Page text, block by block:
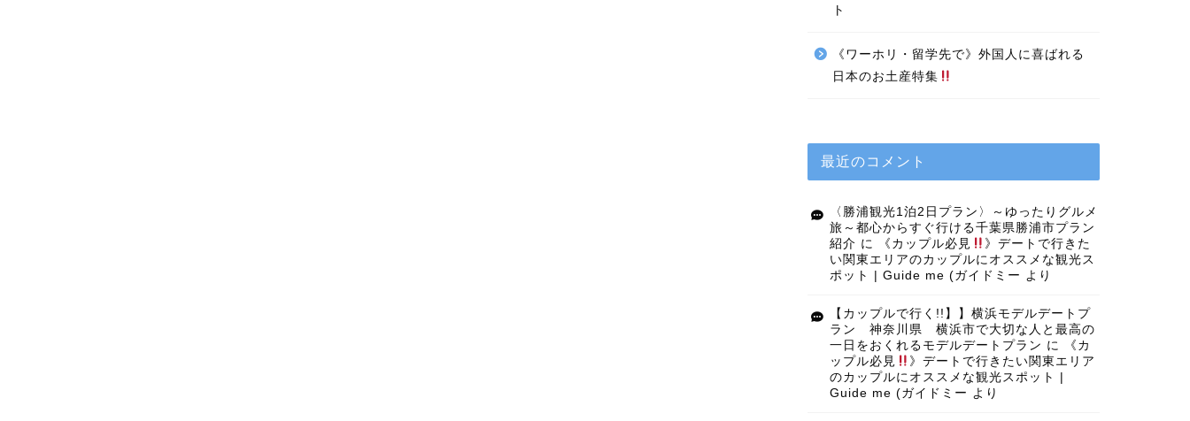
ト
《ワーホリ・留学先で》外国人に喜ばれる
日本のお土産特集
最近のコメント
〈勝浦観光1泊2日プラン〉～ゆったりグルメ
旅～都心からすぐ行ける千葉県勝浦市プラン
紹介 に 《カップル必見
》デートで行きた
い関東エリアのカップルにオススメな観光ス
ポット | Guide me (ガイドミー より
【カップルで行く!!】】横浜モデルデートプ
ラン 神奈川県 横浜市で大切な人と最高の
一日をおくれるモデルデートプラン に
《カ
ップル必見
》デートで行きたい関東エリア
のカップルにオススメな観光スポット |
Guide me (ガイドミー より